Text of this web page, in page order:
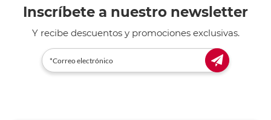
Inscríbete a nuestro newsletter
Y recibe descuentos y promociones exclusivas.